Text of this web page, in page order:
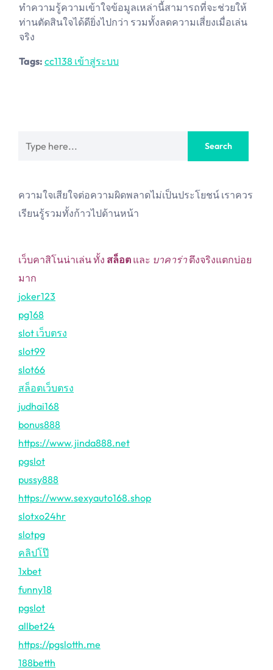
ทำความรู้ความเข้าใจข้อมูลเหล่านี้สามารถที่จะช่วยให้
ท่านตัดสินใจได้ดียิ่งไปกว่า รวมทั้งลดความเสี่ยงเมื่อเล่น
จริง
Tags: cc1138 เข้าสู่ระบบ
ความใจเสียใจต่อความผิดพลาดไม่เป็นประโยชน์ เราควร
เรียนรู้รวมทั้งก้าวไปด้านหน้า
เว็บคาสิโนน่าเล่น ทั้ง สล็อต และ บาคาร่า ตึงจริงแตกบ่อย
มาก
joker123
pg168
slot เว็บตรง
slot99
slot66
สล็อตเว็บตรง
judhai168
bonus888
https://www.jinda888.net
pgslot
pussy888
https://www.sexyauto168.shop
slotxo24hr
slotpg
คลิปโป๊
1xbet
funny18
pgslot
allbet24
https://pgslotth.me
188betth